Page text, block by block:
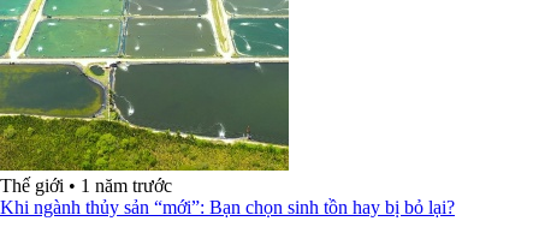
Thế giới • 1 năm trước
Khi ngành thủy sản “mới”: Bạn chọn sinh tồn hay bị bỏ lại?